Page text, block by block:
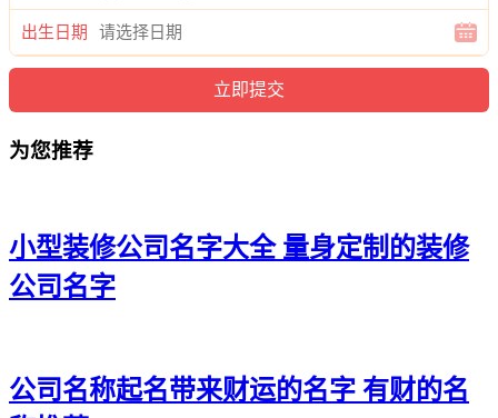
23、信聪、唯凯、嘉恒、文业
24、平艾、栋腾、龙衡、吉飞
25、利卓、苏思、优家、司儋
27、琛达、辰波、张河、龙沈
28、图慧、星树、强成、秦润
30、权汇、盛可、彩彩、云锋
出生日期
为您推荐
小型装修公司名字大全 量身定制的装修
公司名字
公司名称起名带来财运的名字 有财的名